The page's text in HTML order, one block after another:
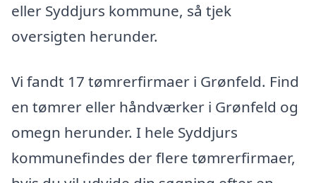
eller Syddjurs kommune, så tjek
oversigten herunder.
Vi fandt 17 tømrerfirmaer i Grønfeld. Find
en tømrer eller håndværker i Grønfeld og
omegn herunder. I hele Syddjurs
kommunefindes der flere tømrerfirmaer,